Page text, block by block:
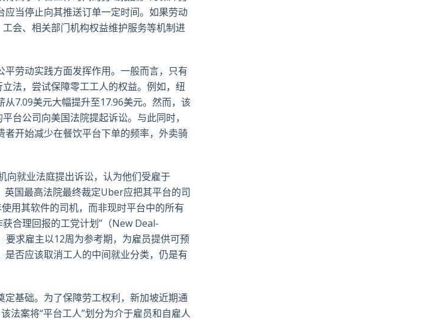
当停止向其推送订单一定时间。如果劳动
会、相关部门机构权益维护服务等机制进
劳动实践方面发挥作用。一般而言，只有
法，尝试保障零工工人的权益。例如，纽
7.09美元大幅提升至17.96美元。然而，该
公司向美国法院提起诉讼。与此同时，
开始减少在餐饮平台下单的频率，外卖骑
向就业法庭提出诉讼，认为他们受雇于
国最高法院最终裁定Uber应把其平台的司
用其软件的司机，而非现时平台中的所有
合理回报的工党计划”（New Deal-
求雇主以12周为参考期，为雇员提供可预
否应该取消工人的中间就业分类，仍是有
基础。为了保障劳工权利，新加坡近期通
法案将“平台工人”划分为介于雇员和自雇人